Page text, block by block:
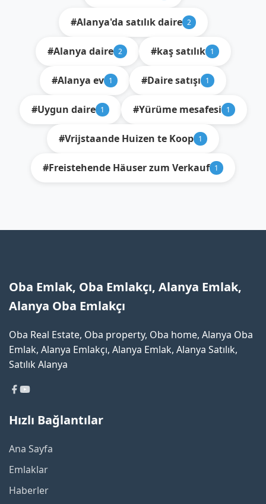
#Alanya'da satılık daire 2
#Alanya daire 2 #kaş satılık 1
#Alanya ev 1 #Daire satışı 1
#Uygun daire 1 #Yürüme mesafesi 1
#Vrijstaande Huizen te Koop 1
#Freistehende Häuser zum Verkauf 1
Oba Emlak, Oba Emlakçı, Alanya Emlak,
Alanya Oba Emlakçı
Oba Real Estate, Oba property, Oba home, Alanya Oba
Emlak, Alanya Emlakçı, Alanya Emlak, Alanya Satılık,
Satılık Alanya
Hızlı Bağlantılar
Ana Sayfa
Emlaklar
Haberler